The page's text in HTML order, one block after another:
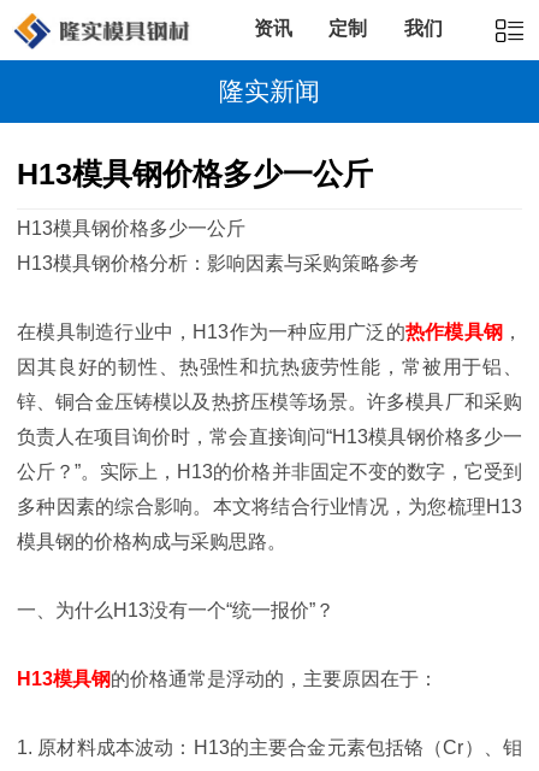
资讯 定制 我们
隆实新闻
H13模具钢价格多少一公斤
H13模具钢价格多少一公斤
H13模具钢价格分析：影响因素与采购策略参考
在模具制造行业中，H13作为一种应用广泛的热作模具钢 ，
因其良好的韧性、热强性和抗热疲劳性能，常被用于铝、
锌、铜合金压铸模以及热挤压模等场景。许多模具厂和采购
负责人在项目询价时，常会直接询问“H13模具钢价格多少一
公斤？”。实际上，H13的价格并非固定不变的数字，它受到
多种因素的综合影响。本文将结合行业情况，为您梳理H13
模具钢的价格构成与采购思路。
一、为什么H13没有一个“统一报价”？
H13模具钢的价格通常是浮动的，主要原因在于：
1. 原材料成本波动：H13的主要合金元素包括铬（Cr）、钼